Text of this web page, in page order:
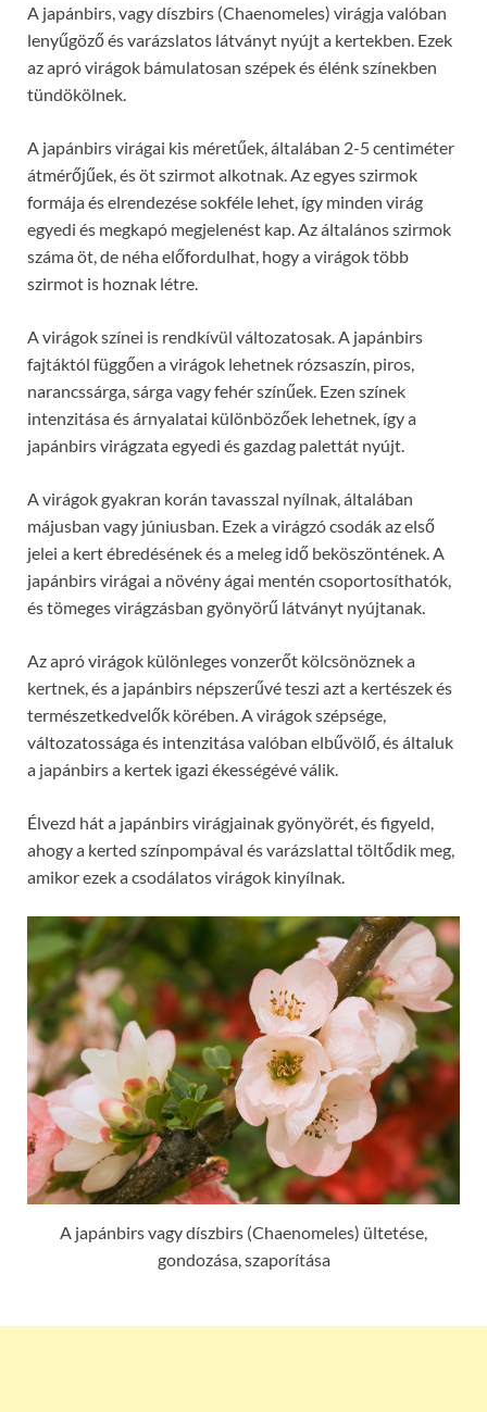
A japánbirs, vagy díszbirs (Chaenomeles) virágja valóban
lenyűgöző és varázslatos látványt nyújt a kertekben. Ezek
az apró virágok bámulatosan szépek és élénk színekben
tündökölnek.
A japánbirs virágai kis méretűek, általában 2-5 centiméter
átmérőjűek, és öt szirmot alkotnak. Az egyes szirmok
formája és elrendezése sokféle lehet, így minden virág
egyedi és megkapó megjelenést kap. Az általános szirmok
száma öt, de néha előfordulhat, hogy a virágok több
szirmot is hoznak létre.
A virágok színei is rendkívül változatosak. A japánbirs
fajtáktól függően a virágok lehetnek rózsaszín, piros,
narancssárga, sárga vagy fehér színűek. Ezen színek
intenzitása és árnyalatai különbözőek lehetnek, így a
japánbirs virágzata egyedi és gazdag palettát nyújt.
A virágok gyakran korán tavasszal nyílnak, általában
májusban vagy júniusban. Ezek a virágzó csodák az első
jelei a kert ébredésének és a meleg idő beköszöntének. A
japánbirs virágai a növény ágai mentén csoportosíthatók,
és tömeges virágzásban gyönyörű látványt nyújtanak.
Az apró virágok különleges vonzerőt kölcsönöznek a
kertnek, és a japánbirs népszerűvé teszi azt a kertészek és
természetkedvelők körében. A virágok szépsége,
változatossága és intenzitása valóban elbűvölő, és általuk
a japánbirs a kertek igazi ékességévé válik.
Élvezd hát a japánbirs virágjainak gyönyörét, és figyeld,
ahogy a kerted színpompával és varázslattal töltődik meg,
amikor ezek a csodálatos virágok kinyílnak.
A japánbirs vagy díszbirs (Chaenomeles) ültetése,
gondozása, szaporítása